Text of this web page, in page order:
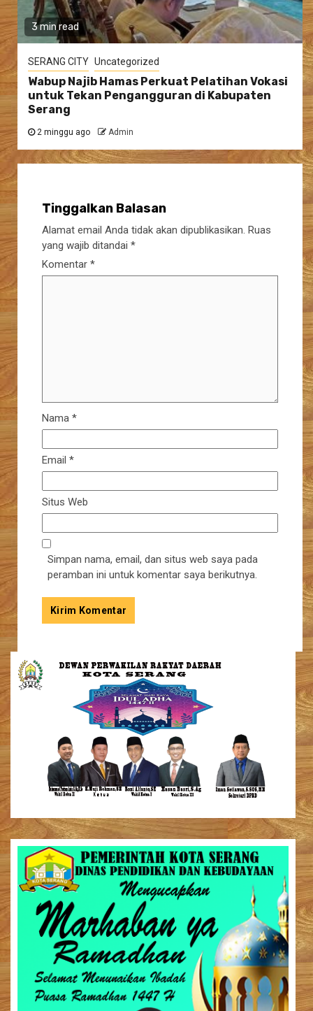
3 min read
SERANG CITY Uncategorized
Wabup Najib Hamas Perkuat Pelatihan Vokasi
untuk Tekan Pengangguran di Kabupaten
Serang
2 minggu ago Admin
Tinggalkan Balasan
Alamat email Anda tidak akan dipublikasikan. Ruas
yang wajib ditandai *
Komentar *
Nama *
Email *
Situs Web
Simpan nama, email, dan situs web saya pada
peramban ini untuk komentar saya berikutnya.